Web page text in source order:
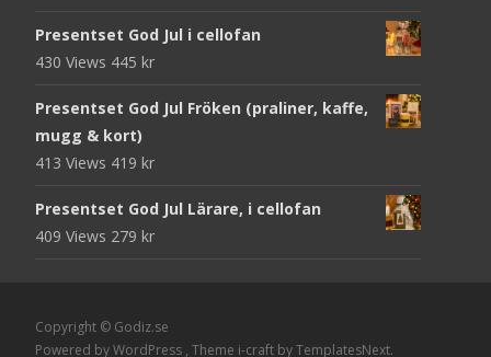
Presentset God Jul i cellofan
430 Views 445 kr
Presentset God Jul Fröken (praliner, kaffe,
mugg & kort)
413 Views 419 kr
Presentset God Jul Lärare, i cellofan
409 Views 279 kr
Copyright © Godiz.se
Powered by WordPress , Theme i-craft by TemplatesNext.